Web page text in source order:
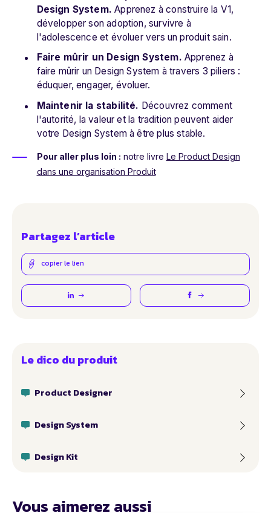
Design System. Apprenez à construire la V1,
développer son adoption, survivre à
l'adolescence et évoluer vers un produit sain.
Faire mûrir un Design System. Apprenez à
faire mûrir un Design System à travers 3 piliers :
éduquer, engager, évoluer.
Maintenir la stabilité. Découvrez comment
l'autorité, la valeur et la tradition peuvent aider
votre Design System à être plus stable.
Pour aller plus loin : notre livre Le Product Design
dans une organisation Produit
Partagez l’article
copier le lien
Le dico du produit
Product Designer
Design System
Design Kit
Vous aimerez aussi